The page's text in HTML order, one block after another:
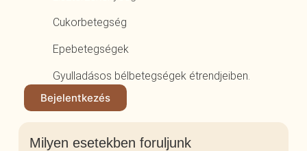
Cukorbetegség
Epebetegségek
Gyulladásos bélbetegségek étrendjeiben.
Bejelentkezés
Milyen esetekben foruljunk